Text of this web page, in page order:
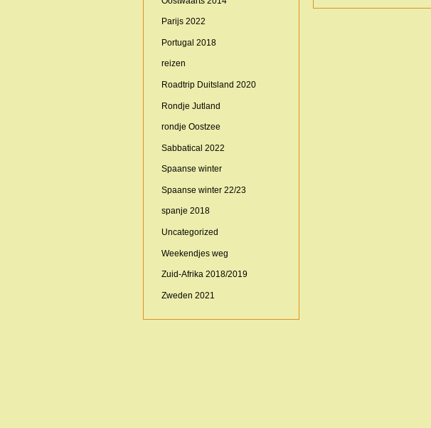
Parijs 2022
Portugal 2018
reizen
Roadtrip Duitsland 2020
Rondje Jutland
rondje Oostzee
Sabbatical 2022
Spaanse winter
Spaanse winter 22/23
spanje 2018
Uncategorized
Weekendjes weg
Zuid-Afrika 2018/2019
Zweden 2021